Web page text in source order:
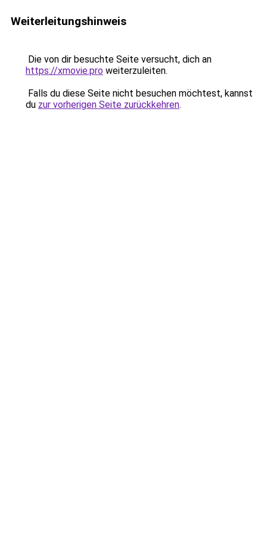
Weiterleitungshinweis
Die von dir besuchte Seite versucht, dich an
https://xmovie.pro weiterzuleiten.
Falls du diese Seite nicht besuchen möchtest, kannst
du zur vorherigen Seite zurückkehren.